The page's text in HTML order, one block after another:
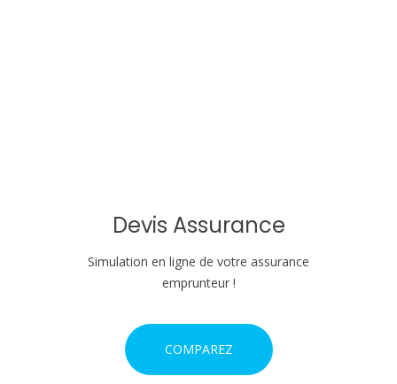
Devis Assurance
Simulation en ligne de votre assurance
emprunteur !
COMPAREZ